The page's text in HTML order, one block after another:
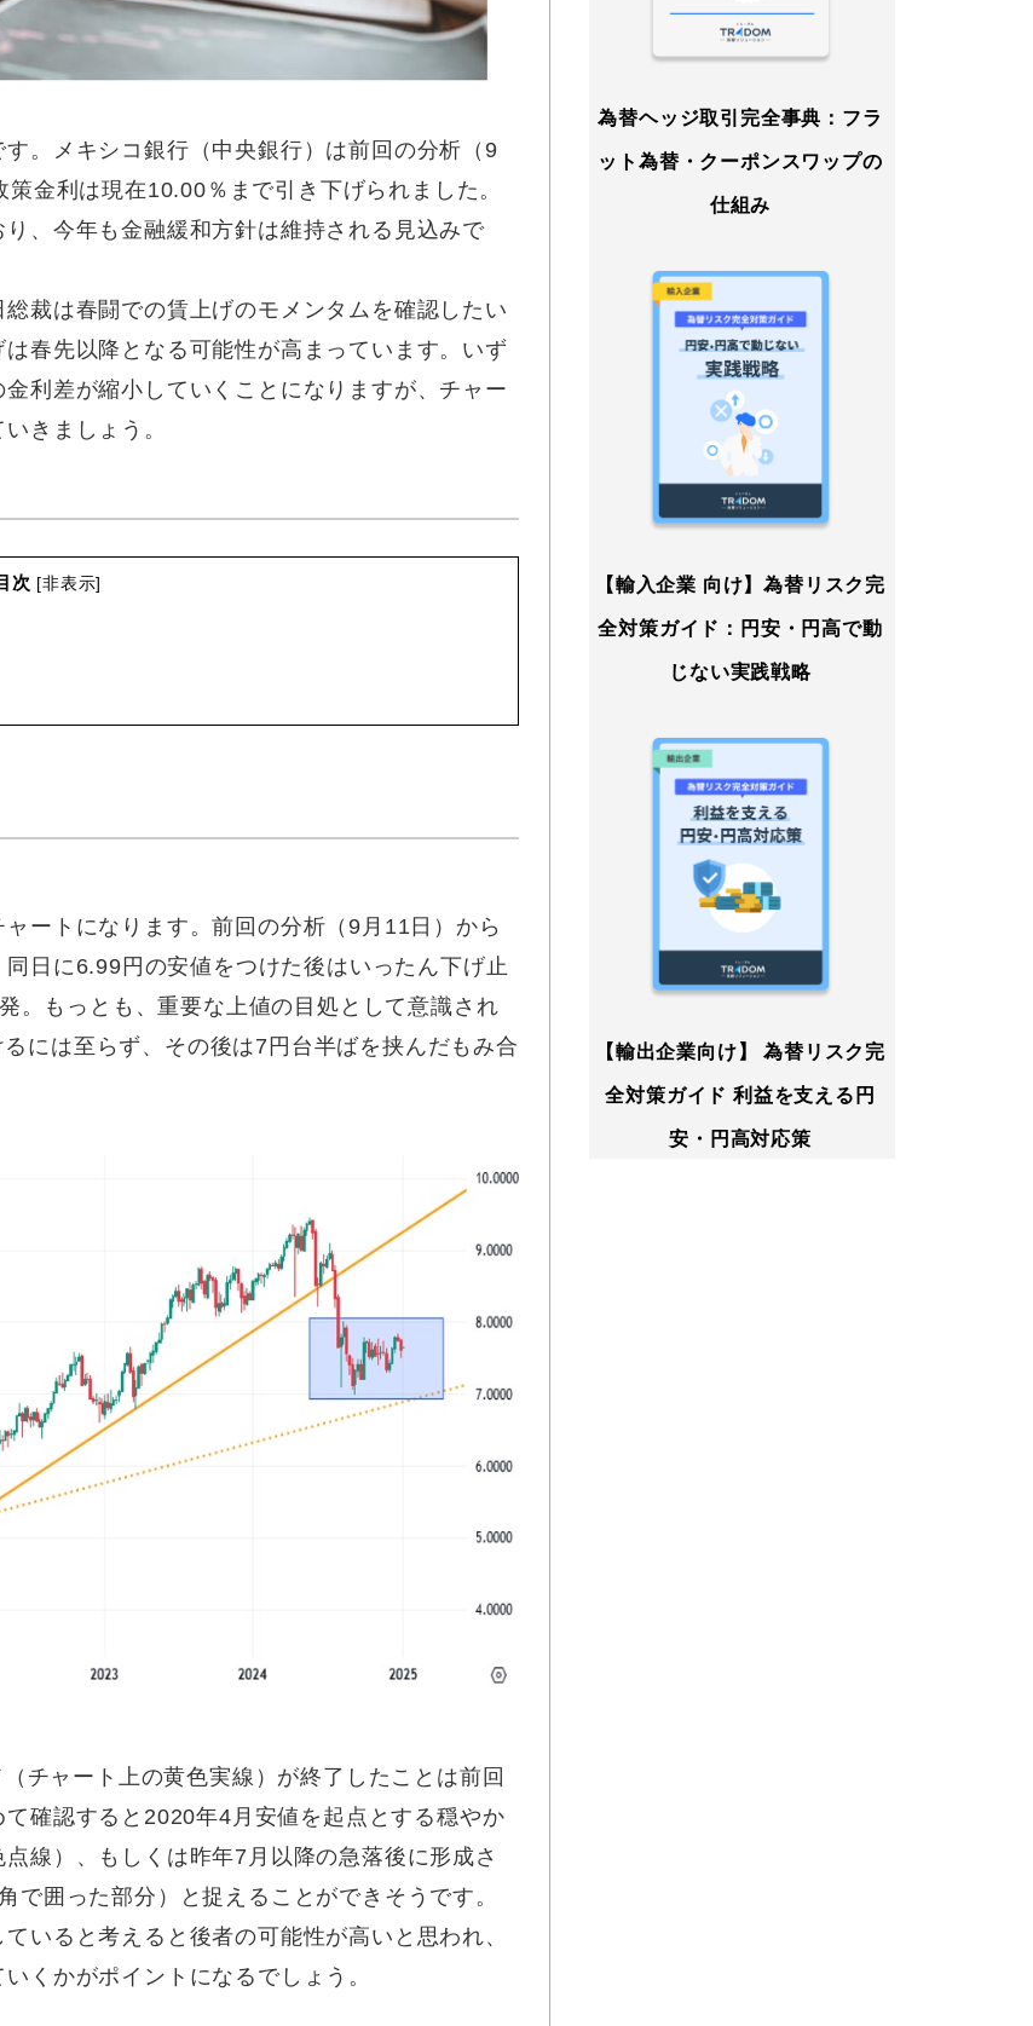
。メキシコ銀行（中央銀行）は前回の分析（9
金利は現在10.00％まで引き下げられました。
、今年も金融緩和方針は維持される見込みで
裁は春闘での賃上げのモメンタムを確認したい
春先以降となる可能性が高まっています。いず
利差が縮小していくことになりますが、チャー
きましょう。
次 [非表示]
ートになります。前回の分析（9月11日 ）から
日に6.99円の安値をつけた後はいったん下げ止
。もっとも、重要な上値の目処として意識され
には至らず、その後は7円台半ばを挟んだもみ合
チャート上の黄色実線）が終了したことは前回
確認すると2020年4月安値を起点とする穏やか
線）、もしくは昨年7月以降の急落後に形成さ
で囲った部分）と捉えることができそうです。
いると考えると後者の可能性が高いと思われ、
くかがポイントになるでしょう。
為替ヘッジ取引完全事典：フラ
ット為替・クーポンスワップの
仕組み
【輸入企業 向け】為替リスク完
全対策ガイド：円安・円高で動
じない実践戦略
【輸出企業向け】 為替リスク完
全対策ガイド 利益を支える円
安・円高対応策